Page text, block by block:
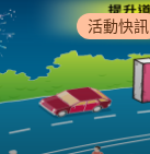
活動快訊